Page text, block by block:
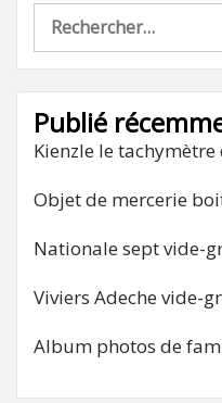
Rechercher :
Publié
Kienzle le
Objet de mercerie
Nationale sept vide-
Viviers Adeche vide-
Album photos de